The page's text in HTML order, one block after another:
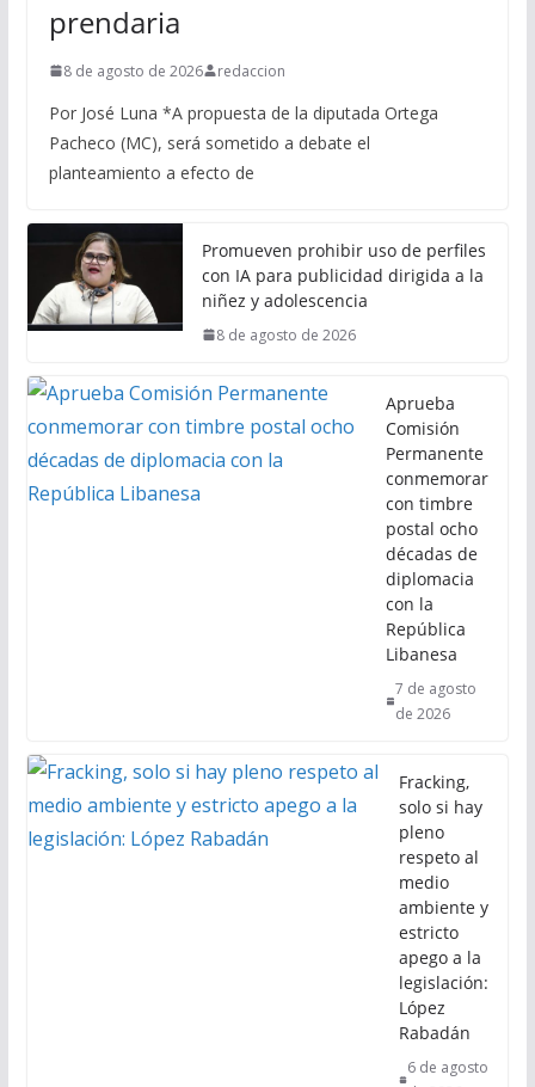
prendaria
8 de agosto de 2026 redaccion
Por José Luna *A propuesta de la diputada Ortega
Pacheco (MC), será sometido a debate el
planteamiento a efecto de
Promueven prohibir uso de perfiles
con IA para publicidad dirigida a la
niñez y adolescencia
8 de agosto de 2026
Aprueba
Comisión
Permanente
conmemorar
con timbre
postal ocho
décadas de
diplomacia
con la
República
Libanesa
7 de agosto
de 2026
Fracking,
solo si hay
pleno
respeto al
medio
ambiente y
estricto
apego a la
legislación:
López
Rabadán
6 de agosto